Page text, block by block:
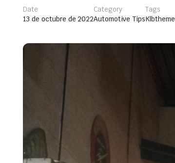
Date
13 de octubre de 2022
Category
Automotive Tips
Tags
Klbtheme